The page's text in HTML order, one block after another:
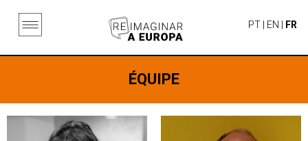
PT| EN FR
ÉQUIPE